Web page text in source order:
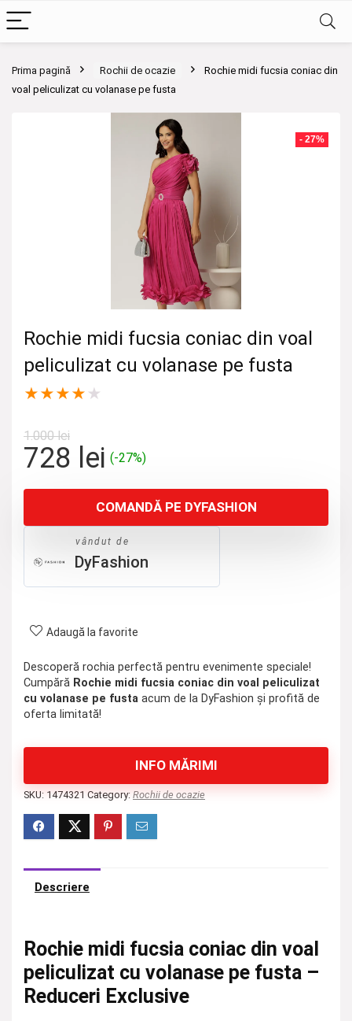
Prima pagină Rochii de ocazie
Rochie midi fucsia coniac din
voal peliculizat cu volanase pe fusta
- 27%
Rochie midi fucsia coniac din voal
peliculizat cu volanase pe fusta
★★★★ ★
1.000lei
Prețul
a
fost:
1.000 lei.
728 leiPrețul
este:
728 lei.
(-27%)
COMANDĂ PE DYFASHION
vândut de
DyFashion
Adaugă la favorite
Descoperă rochia perfectă pentru evenimente speciale!
Cumpără Rochie midi fucsia coniac din voal peliculizat
cu volanase pe fusta acum de la DyFashion și profită de
oferta limitată!
INFO MĂRIMI
SKU: 1474321 Category: Rochii de ocazie
Descriere
Rochie midi fucsia coniac din voal
peliculizat cu volanase pe fusta –
Reduceri Exclusive